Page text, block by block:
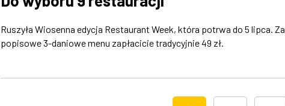
Ruszyła Wiosenna edycja Restaurant Week, która potrwa do 5 lipca. Za
popisowe 3-daniowe menu zapłacicie tradycyjnie 49 zł.